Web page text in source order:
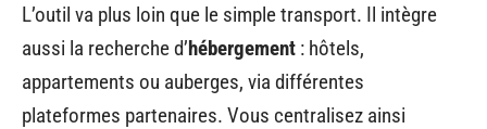
L’outil va plus loin que le simple transport. Il intègre
aussi la recherche d’hébergement : hôtels,
appartements ou auberges, via différentes
plateformes partenaires. Vous centralisez ainsi